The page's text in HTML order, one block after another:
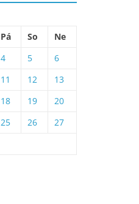
Pá So
Ne
4 5
6
11 12
13
18 19
20
25 26
27